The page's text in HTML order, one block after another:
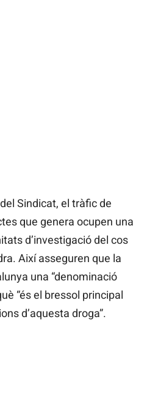
Sindicat, el tràfic de
que genera ocupen una
d’investigació del cos
Així asseguren que la
una “denominació
“és el bressol principal
d’aquesta droga”.